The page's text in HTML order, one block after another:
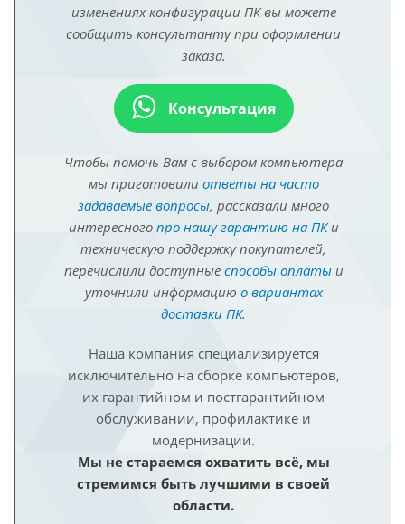
изменениях конфигурации ПК вы можете
сообщить консультанту при оформлении
заказа.
Консультация
Чтобы помочь Вам с выбором компьютера
мы приготовили ответы на часто
задаваемые вопросы, рассказали много
интересного про нашу гарантию на ПКи
техническую поддержку покупателей,
перечислили доступные способы оплатыи
уточнили информацию о вариантах
доставки ПК.
Наша компания специализируется
исключительно на сборке компьютеров,
их гарантийном и постгарантийном
обслуживании, профилактике и
модернизации.
Мы не стараемся охватить всё, мы
стремимся быть лучшими в своей
области.